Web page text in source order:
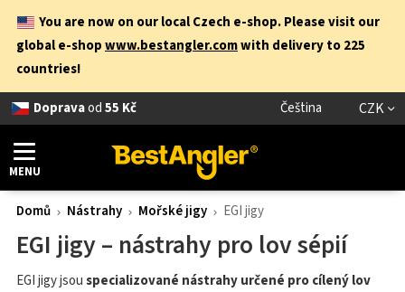
You are now on our local Czech e-shop. Please visit our
global e-shopwww.bestangler.comwith delivery to 225
countries!
Dopravaod55 Kč Čeština CZK
MENU
Domů Nástrahy Mořské jigy EGI jigy
EGI jigy – nástrahy pro lov sépií
EGI jigy jsouspecializované nástrahy určené pro cílený lov